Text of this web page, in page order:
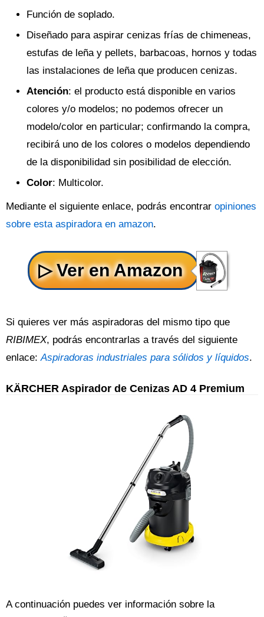
Función de soplado.
Diseñado para aspirar cenizas frías de chimeneas,
estufas de leña y pellets, barbacoas, hornos y todas
las instalaciones de leña que producen cenizas.
Atención: el producto está disponible en varios
colores y/o modelos; no podemos ofrecer un
modelo/color en particular; confirmando la compra,
recibirá uno de los colores o modelos dependiendo
de la disponibilidad sin posibilidad de elección.
Color: Multicolor.
Mediante el siguiente enlace, podrás encontrar opiniones
sobre esta aspiradora en amazon.
Si quieres ver más aspiradoras del mismo tipo que
RIBIMEX, podrás encontrarlas a través del siguiente
enlace:Aspiradoras industriales para sólidos y líquidos.
KÄRCHER Aspirador de Cenizas AD 4 Premium
A continuación puedes ver información sobre la